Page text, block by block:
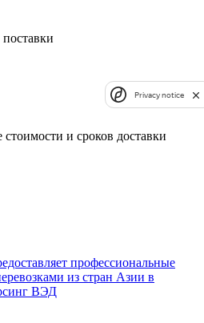
и сроков доставки
профессиональные
из стран Азии в
ВЭД
Privacy notice